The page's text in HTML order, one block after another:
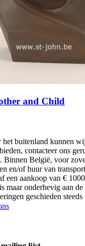
and Child
het buitenland kunnen
contacteer ons
Binnen België, voor
en/of huur van
een aankoop van €
maar onderhevig aan
geschieden